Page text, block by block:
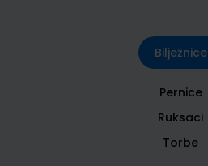
Bilježnice
Pernice
Ruksaci
Torbe